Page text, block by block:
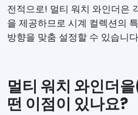
전적으로! 멀티 워치 와인더은
을 제공하므로 시계 컬렉션의
방향을 맞춤 설정할 수 있습니
멀티 워치 와인더
떤 이점이 있나요?